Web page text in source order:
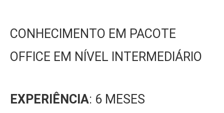
CONHECIMENTO EM PACOTE
OFFICE EM NÍVEL INTERMEDIÁRIO
EXPERIÊNCIA: 6 MESES